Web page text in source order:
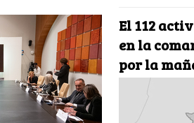
El 112
en la
por la